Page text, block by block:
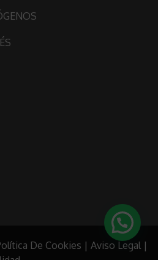
De Cookies | Aviso Legal |